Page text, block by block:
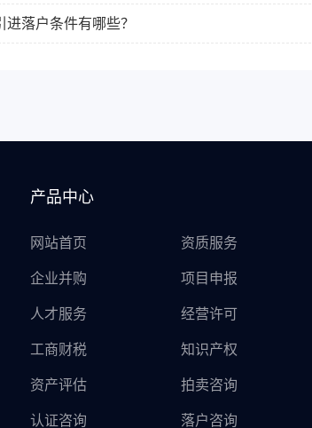
进落户条件有哪些？
产品中心
网站首页
资质服务
企业并购
项目申报
人才服务
经营许可
工商财税
知识产权
资产评估
拍卖咨询
认证咨询
落户咨询